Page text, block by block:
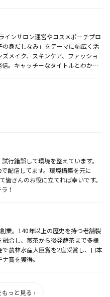
インサロン運営やコスメポーチプロ
身だしなみ」をテーマに幅広く活
メイク、スキンケア、ファッショ
。キャッチーなタイトルとわかり
行錯誤して環境を整えています。
配信してます。環境構築を元に
皆さんのお役に立てれば幸いです。
！
業。140年以上の歴史を持つ老舗製
合し、煎茶から後発酵茶まで多様
農林水産大臣賞を2度受賞し、日本
賞を獲得。
っと見る ›